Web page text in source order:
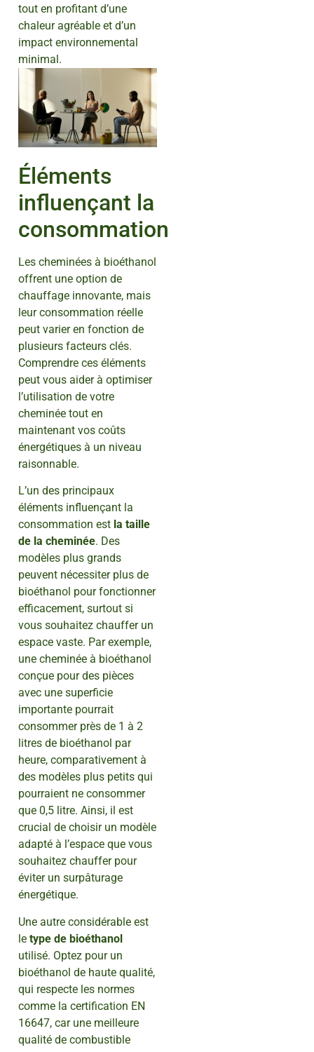
tout en profitant d’une
chaleur agréable et d’un
impact environnemental
minimal.
Éléments
influençant la
consommation
Les cheminées à bioéthanol
offrent une option de
chauffage innovante, mais
leur consommation réelle
peut varier en fonction de
plusieurs facteurs clés.
Comprendre ces éléments
peut vous aider à optimiser
l’utilisation de votre
cheminée tout en
maintenant vos coûts
énergétiques à un niveau
raisonnable.
L’un des principaux
éléments influençant la
consommation est la taille
de la cheminée. Des
modèles plus grands
peuvent nécessiter plus de
bioéthanol pour fonctionner
efficacement, surtout si
vous souhaitez chauffer un
espace vaste. Par exemple,
une cheminée à bioéthanol
conçue pour des pièces
avec une superficie
importante pourrait
consommer près de 1 à 2
litres de bioéthanol par
heure, comparativement à
des modèles plus petits qui
pourraient ne consommer
que 0,5 litre. Ainsi, il est
crucial de choisir un modèle
adapté à l’espace que vous
souhaitez chauffer pour
éviter un surpâturage
énergétique.
Une autre considérable est
le type de bioéthanol
utilisé. Optez pour un
bioéthanol de haute qualité,
qui respecte les normes
comme la certification EN
16647, car une meilleure
qualité de combustible